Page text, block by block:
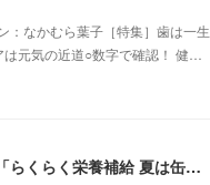
：なかむら葉子［特集］歯は一生
元気の近道○数字で確認！ 健…
Life7月号 特集「らくらく栄養補給 夏は缶詰」